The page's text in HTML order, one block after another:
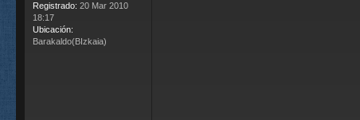
Registrado: 20 Mar 2010
18:17
Ubicación:
Barakaldo(BIzkaia)